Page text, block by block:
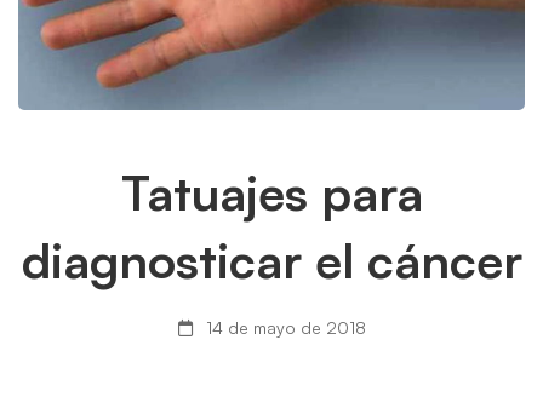
Tatuajes
para
diagnosticar
Tatuajes para
diagnosticar el cáncer
14 de mayo de 2018